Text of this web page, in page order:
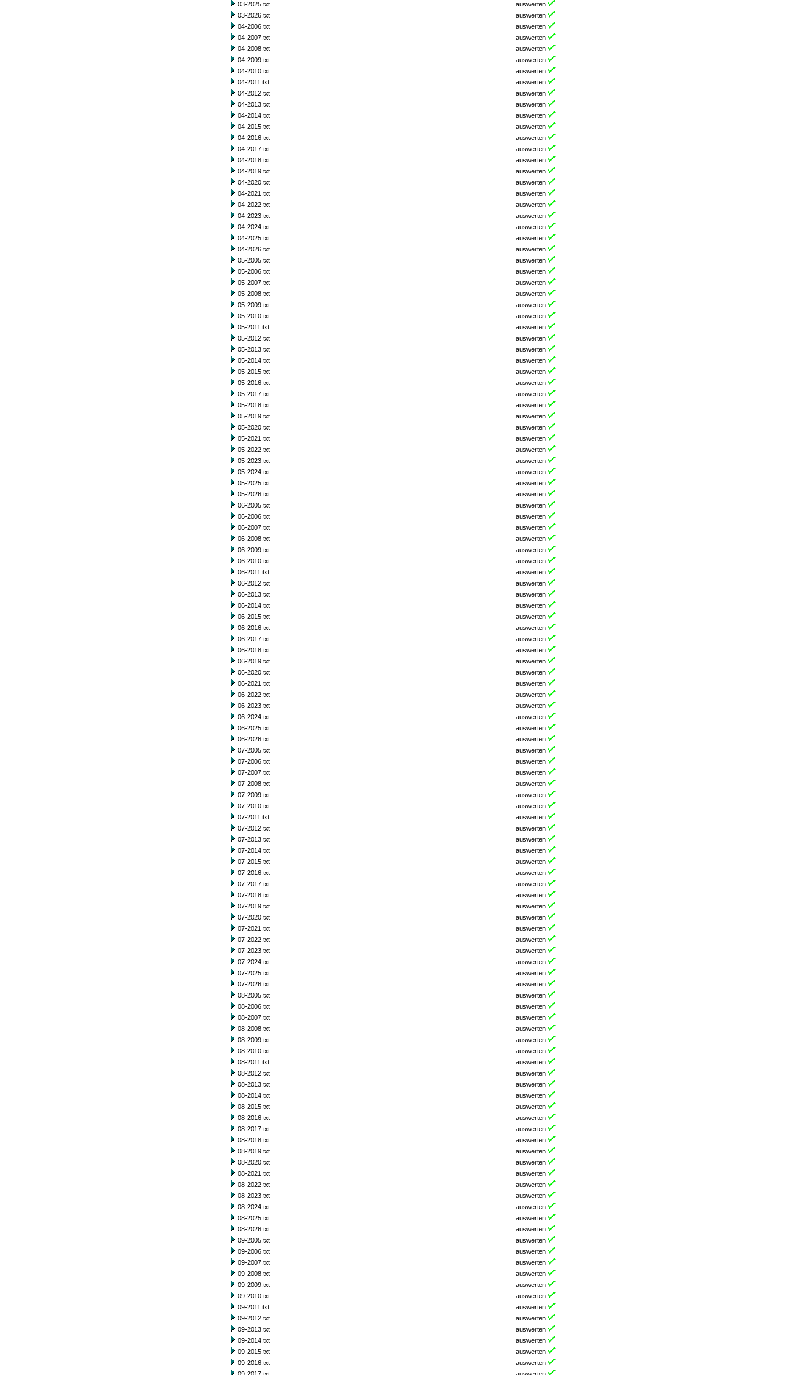
03-2025.txt
auswerten
03-2026.txt
auswerten
04-2006.txt
auswerten
04-2007.txt
auswerten
04-2008.txt
auswerten
04-2009.txt
auswerten
04-2010.txt
auswerten
04-2011.txt
auswerten
04-2012.txt
auswerten
04-2013.txt
auswerten
04-2014.txt
auswerten
04-2015.txt
auswerten
04-2016.txt
auswerten
04-2017.txt
auswerten
04-2018.txt
auswerten
04-2019.txt
auswerten
04-2020.txt
auswerten
04-2021.txt
auswerten
04-2022.txt
auswerten
04-2023.txt
auswerten
04-2024.txt
auswerten
04-2025.txt
auswerten
04-2026.txt
auswerten
05-2005.txt
auswerten
05-2006.txt
auswerten
05-2007.txt
auswerten
05-2008.txt
auswerten
05-2009.txt
auswerten
05-2010.txt
auswerten
05-2011.txt
auswerten
05-2012.txt
auswerten
05-2013.txt
auswerten
05-2014.txt
auswerten
05-2015.txt
auswerten
05-2016.txt
auswerten
05-2017.txt
auswerten
05-2018.txt
auswerten
05-2019.txt
auswerten
05-2020.txt
auswerten
05-2021.txt
auswerten
05-2022.txt
auswerten
05-2023.txt
auswerten
05-2024.txt
auswerten
05-2025.txt
auswerten
05-2026.txt
auswerten
06-2005.txt
auswerten
06-2006.txt
auswerten
06-2007.txt
auswerten
06-2008.txt
auswerten
06-2009.txt
auswerten
06-2010.txt
auswerten
06-2011.txt
auswerten
06-2012.txt
auswerten
06-2013.txt
auswerten
06-2014.txt
auswerten
06-2015.txt
auswerten
06-2016.txt
auswerten
06-2017.txt
auswerten
06-2018.txt
auswerten
06-2019.txt
auswerten
06-2020.txt
auswerten
06-2021.txt
auswerten
06-2022.txt
auswerten
06-2023.txt
auswerten
06-2024.txt
auswerten
06-2025.txt
auswerten
06-2026.txt
auswerten
07-2005.txt
auswerten
07-2006.txt
auswerten
07-2007.txt
auswerten
07-2008.txt
auswerten
07-2009.txt
auswerten
07-2010.txt
auswerten
07-2011.txt
auswerten
07-2012.txt
auswerten
07-2013.txt
auswerten
07-2014.txt
auswerten
07-2015.txt
auswerten
07-2016.txt
auswerten
07-2017.txt
auswerten
07-2018.txt
auswerten
07-2019.txt
auswerten
07-2020.txt
auswerten
07-2021.txt
auswerten
07-2022.txt
auswerten
07-2023.txt
auswerten
07-2024.txt
auswerten
07-2025.txt
auswerten
07-2026.txt
auswerten
08-2005.txt
auswerten
08-2006.txt
auswerten
08-2007.txt
auswerten
08-2008.txt
auswerten
08-2009.txt
auswerten
08-2010.txt
auswerten
08-2011.txt
auswerten
08-2012.txt
auswerten
08-2013.txt
auswerten
08-2014.txt
auswerten
08-2015.txt
auswerten
08-2016.txt
auswerten
08-2017.txt
auswerten
08-2018.txt
auswerten
08-2019.txt
auswerten
08-2020.txt
auswerten
08-2021.txt
auswerten
08-2022.txt
auswerten
08-2023.txt
auswerten
08-2024.txt
auswerten
08-2025.txt
auswerten
08-2026.txt
auswerten
09-2005.txt
auswerten
09-2006.txt
auswerten
09-2007.txt
auswerten
09-2008.txt
auswerten
09-2009.txt
auswerten
09-2010.txt
auswerten
09-2011.txt
auswerten
09-2012.txt
auswerten
09-2013.txt
auswerten
09-2014.txt
auswerten
09-2015.txt
auswerten
09-2016.txt
auswerten